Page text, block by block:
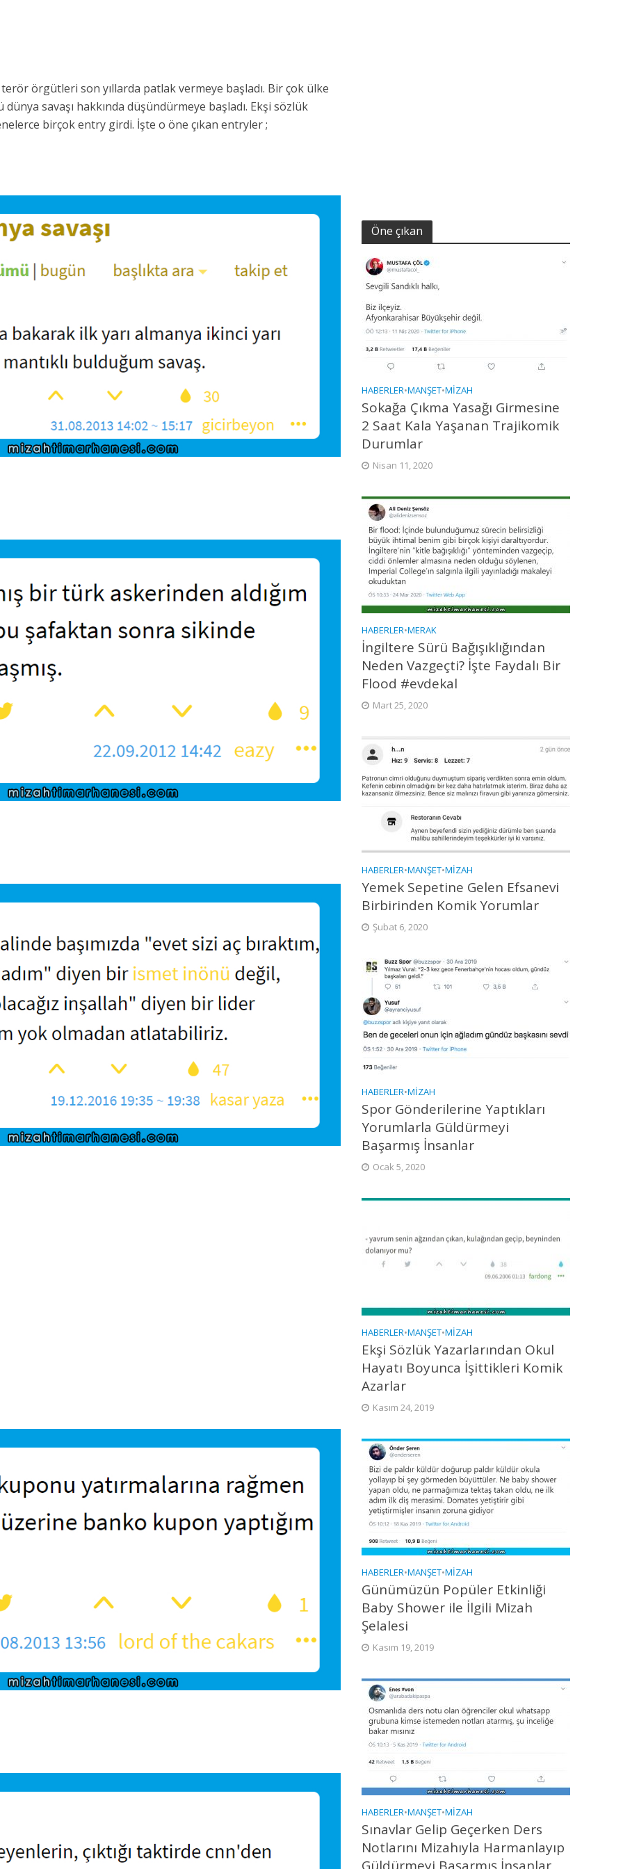
örgütleri son yıllarda patlak vermeye başladı. Bir çok ülke
savaşı hakkında düşündürmeye başladı. Ekşi sözlük
birçok entry girdi. İşte o öne çıkan entryler ;
Öne çıkan
HABERLER•MANŞET•MIZAH
Sokağa Çıkma Yasağı Girmesine
2 Saat Kala Yaşanan Trajikomik
Durumlar
Nisan 11, 2020
HABERLER•MERAK
İngiltere Sürü Bağışıklığından
Neden Vazgeçti? İşte Faydalı Bir
Flood #evdekal
Mart 25, 2020
HABERLER•MANŞET•MIZAH
Yemek Sepetine Gelen Efsanevi
Birbirinden Komik Yorumlar
Şubat 6, 2020
HABERLER•MIZAH
Spor Gönderilerine Yaptıkları
Yorumlarla Güldürmeyi
Başarmış İnsanlar
Ocak 5, 2020
HABERLER•MANŞET•MIZAH
Ekşi Sözlük Yazarlarından Okul
Hayatı Boyunca İşittikleri Komik
Azarlar
Kasım 24, 2019
HABERLER•MANŞET•MIZAH
Günümüzün Popüler Etkinliği
Baby Shower ile İlgili Mizah
Şelalesi
Kasım 19, 2019
HABERLER•MANŞET•MIZAH
Sınavlar Gelip Geçerken Ders
Notlarını Mizahıyla Harmanlayıp
Güldürmeyi Başarmış İnsanlar